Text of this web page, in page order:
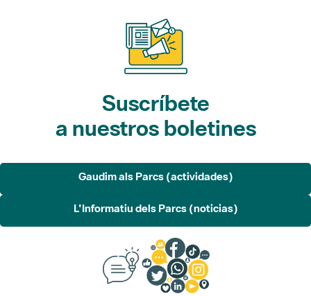
Suscríbete
a nuestros boletines
Gaudim als Parcs (actividades)
L'Informatiu dels Parcs (noticias)